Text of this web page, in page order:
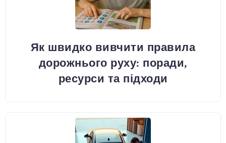
Як швидко вивчити правила
дорожнього руху: поради,
ресурси та підходи